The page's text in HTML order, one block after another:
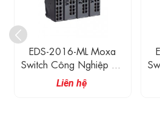
EDS-2016-ML Moxa
Switch Công Nghiệp 16
Cổng 10/100M
Liên hệ